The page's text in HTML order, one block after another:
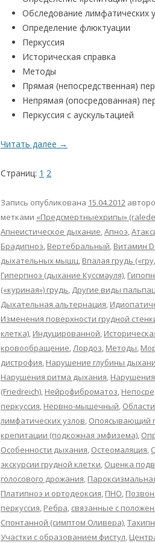
Обследование лимфатических
Определение флюктуации
Перкуссия
Историческая справка
Методы
Прямая (непосредственная)
Непрямая (опосредованная)
Перкуссия с аускультацией
Читать далее →
Страниц: 1 2
Запись опубликована 15.04.2012
метками «Предсмертныехрипы»
Апнеистическое дыхание,Апноэ,
Брадипноэ, Вертебральный, Витамин
дыхательных мышц, Впалая грудь
Гиперпноэ (дыхание Куссмауля),
(«куриная») грудь, Другие виды
Дыхательная альтернация,
Изменения поверхности грудной
клетка), Индуцированной,
кровообращение,Лордоз, Методы,
дистрофия, Нарушение глубины
Нарушения ритма дыхания,
(Friedreich), Нейрофиброматоз,
перкуссия, Нервно-мышечный,
лимфатических узлов, Опоясывающий
крепитации (подкожная эмфизема),
Особенности дыхания, Остеомаляция,
экскурсии грудной клетки, Оценка
голосового дрожания,
Платипноэ и ортодеоксия, ПНО,
перкуссия, Ребра, связанные с
Спонтанной (симптом Оливера),
Участки с образованием фистул,